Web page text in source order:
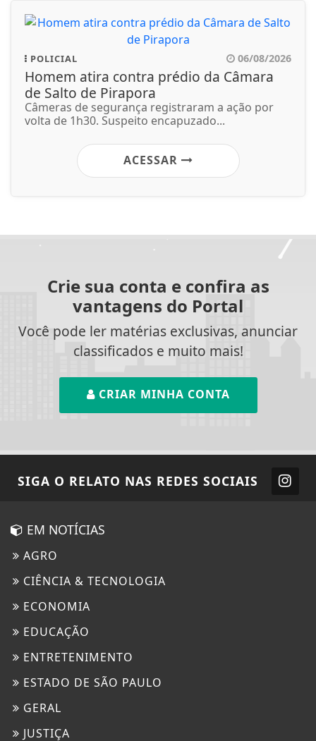
POLICIAL 06/08/2026
Homem atira contra prédio da Câmara
de Salto de Pirapora
Câmeras de segurança registraram a ação por
volta de 1h30. Suspeito encapuzado...
ACESSAR
Crie sua conta e confira as
vantagens do Portal
Você pode ler matérias exclusivas, anunciar
classificados e muito mais!
CRIAR MINHA CONTA
SIGA O RELATO NAS REDES SOCIAIS
EM NOTÍCIAS
AGRO
CIÊNCIA & TECNOLOGIA
ECONOMIA
EDUCAÇÃO
ENTRETENIMENTO
ESTADO DE SÃO PAULO
GERAL
JUSTIÇA